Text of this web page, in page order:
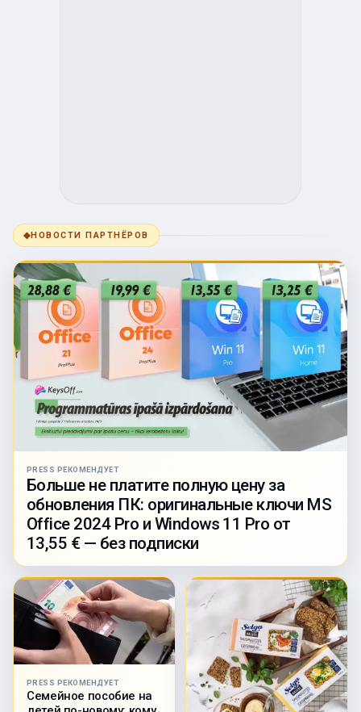
◆НОВОСТИ ПАРТНЁРОВ
PRESS РЕКОМЕНДУЕТ
Больше не платите полную цену за
обновления ПК: оригинальные ключи MS
Office 2024 Pro и Windows 11 Pro от
13,55 € — без подписки
PRESS РЕКОМЕНДУЕТ
Семейное пособие на